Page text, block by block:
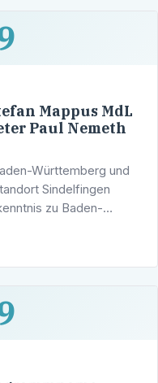
Mappus MdL
Paul Nemeth
Württemberg und
Sindelfingen
zu Baden-